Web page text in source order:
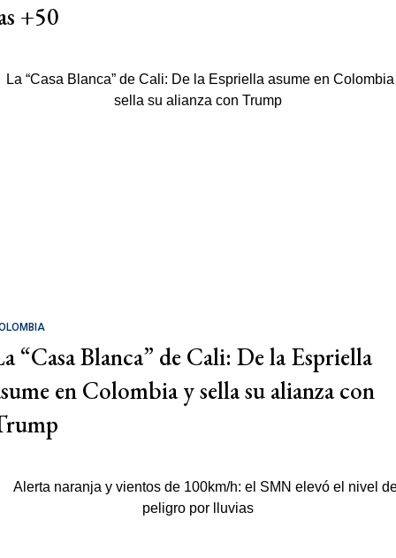
+50
“Casa Blanca” de Cali: De la Espriella
en Colombia y sella su alianza con